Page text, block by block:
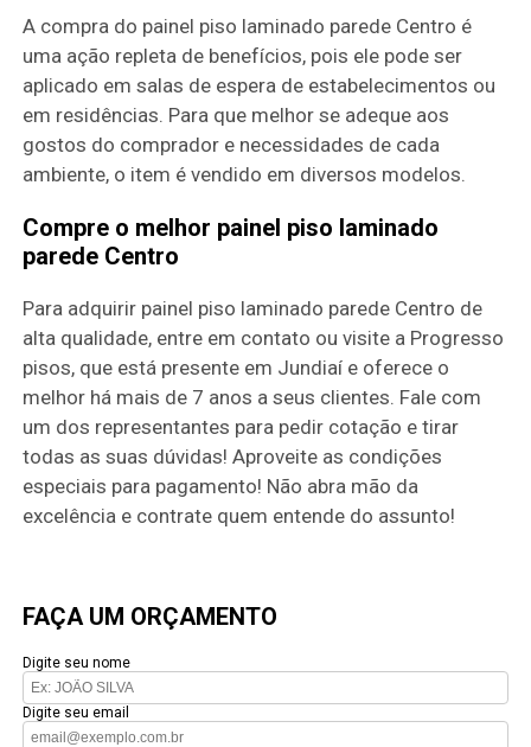
A compra do painel piso laminado parede Centro é
uma ação repleta de benefícios, pois ele pode ser
aplicado em salas de espera de estabelecimentos ou
em residências. Para que melhor se adeque aos
gostos do comprador e necessidades de cada
ambiente, o item é vendido em diversos modelos.
Compre o melhor painel piso laminado
parede Centro
Para adquirir painel piso laminado parede Centro de
alta qualidade, entre em contato ou visite a Progresso
pisos, que está presente em Jundiaí e oferece o
melhor há mais de 7 anos a seus clientes. Fale com
um dos representantes para pedir cotação e tirar
todas as suas dúvidas! Aproveite as condições
especiais para pagamento! Não abra mão da
excelência e contrate quem entende do assunto!
FAÇA UM ORÇAMENTO
Digite seu nome
Digite seu email